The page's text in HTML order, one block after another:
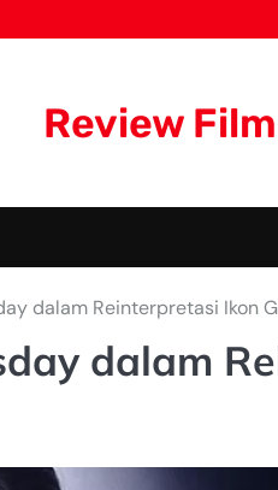
Review
dalam Reinterpretasi Ikon
dalam